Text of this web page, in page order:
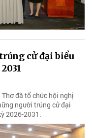
cử đại biểu
đã tổ chức hội nghị
người trúng cử đại
2026-2031.